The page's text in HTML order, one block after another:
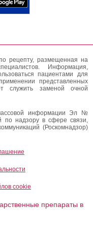
рецепту, размещенная на
Информация,
пациентами для
представленных
служить заменой очной
информации Эл №
по надзору в сфере связи,
(Роскомнадзор)
cookie
препараты в